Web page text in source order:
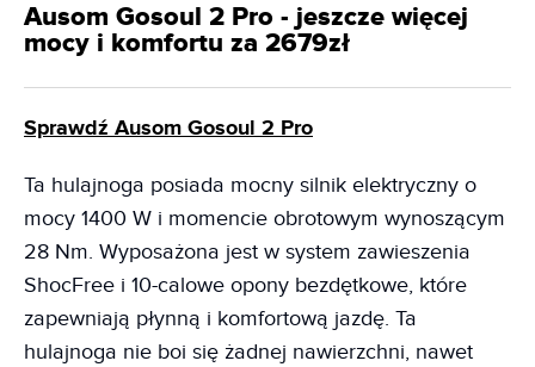
Ausom Gosoul 2 Pro - jeszcze więcej
mocy i komfortu za 2679zł
Sprawdź Ausom Gosoul 2 Pro
Ta hulajnoga posiada mocny silnik elektryczny o
mocy 1400 W i momencie obrotowym wynoszącym
28 Nm. Wyposażona jest w system zawieszenia
ShocFree i 10-calowe opony bezdętkowe, które
zapewniają płynną i komfortową jazdę. Ta
hulajnoga nie boi się żadnej nawierzchni, nawet